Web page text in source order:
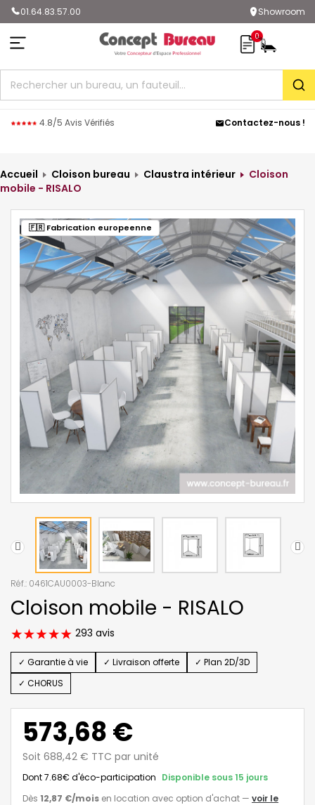
01.64.83.57.00 Showroom
0
4.8/5 Avis Vérifiés Contactez-nous !
Accueil Cloison bureau Claustra intérieur
Cloison
mobile - RISALO
Réf.: 0461CAU0003-Blanc
Cloison mobile - RISALO
293 avis
✓ Garantie à vie ✓ Livraison offerte
✓ Plan 2D/3D
✓ CHORUS
573,68 €
Soit 688,42 € TTC par unité
Dont 7.68€ d'éco-participation Disponible sous 15 jours
Dès 12,87 €/mois en location avec option d'achat — voir le